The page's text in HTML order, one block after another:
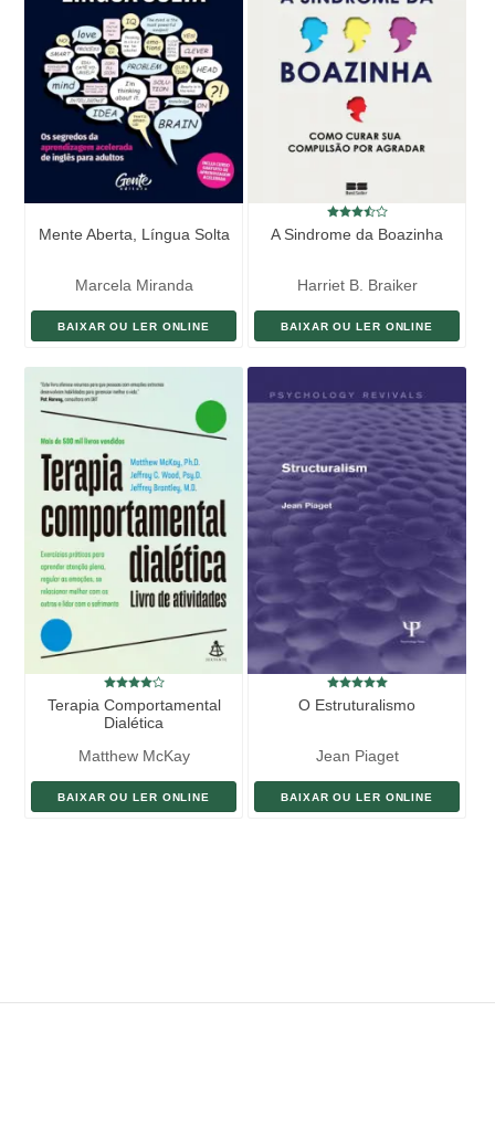
Mente Aberta, Língua Solta
Marcela Miranda
BAIXAR OU LER ONLINE
A Sindrome da Boazinha
Harriet B. Braiker
BAIXAR OU LER ONLINE
Terapia Comportamental
Dialética
Matthew McKay
BAIXAR OU LER ONLINE
O Estruturalismo
Jean Piaget
BAIXAR OU LER ONLINE